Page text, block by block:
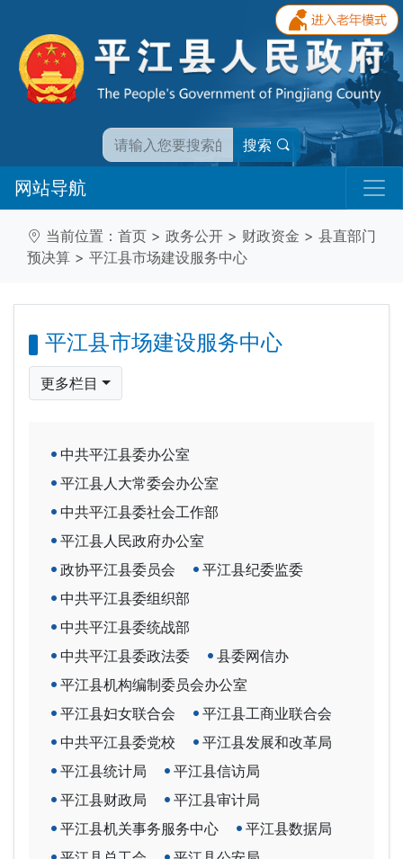
搜索
网站导航
当前位置： 首页 > 政务公开 > 财政资金 > 县直部门
预决算 > 平江县市场建设服务中心
平江县市场建设服务中心
更多栏目
中共平江县委办公室
平江县人大常委会办公室
中共平江县委社会工作部
平江县人民政府办公室
政协平江县委员会
平江县纪委监委
中共平江县委组织部
中共平江县委统战部
中共平江县委政法委
县委网信办
平江县机构编制委员会办公室
平江县妇女联合会
平江县工商业联合会
中共平江县委党校
平江县发展和改革局
平江县统计局
平江县信访局
平江县财政局
平江县审计局
平江县机关事务服务中心
平江县数据局